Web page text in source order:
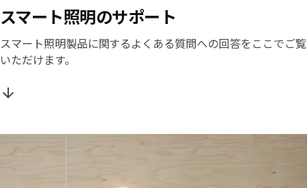
スマート照明のサポート
スマート照明製品に関するよくある質問への回答をここでご覧
いただけます。